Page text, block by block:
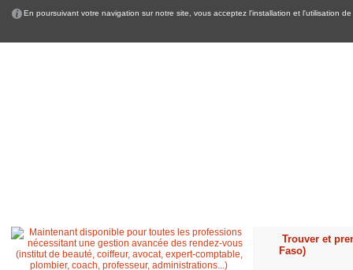
En poursuivant votre navigation sur notre site, vous acceptez l'installation et l'utilisation
Trouver et
Faso)